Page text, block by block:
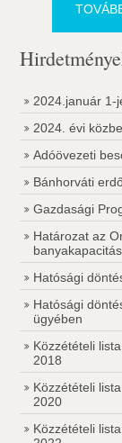
2024.január 1-
2024. évi
Adóövezeti
Bánhorváti
Gazdasági
Határozat az
Hatósági
Hatósági
ügyében
Közzétételi
2018
Közzétételi
2020
Közzétételi